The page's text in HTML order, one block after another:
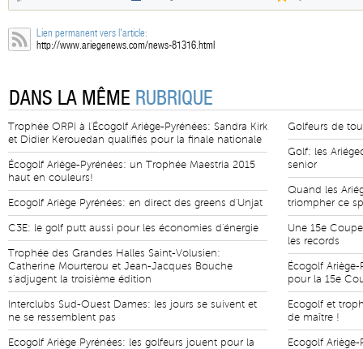
Lien permanent vers l'article:
http://www.ariegenews.com/news-81316.html
DANS LA MÊME RUBRIQUE
Trophée ORPI à l'Écogolf Ariège-Pyrénées: Sandra Kirk
et Didier Kerouedan qualifiés pour la finale nationale
Écogolf Ariège-Pyrénées: un Trophée Maestria 2015
haut en couleurs!
Ecogolf Ariège Pyrénées: en direct des greens d'Unjat
C3E: le golf putt aussi pour les économies d'énergie
Trophée des Grandes Halles Saint-Volusien:
Catherine Mourterou et Jean-Jacques Bouche
s'adjugent la troisième édition
Interclubs Sud-Ouest Dames: les jours se suivent et
ne se ressemblent pas
Ecogolf Ariège Pyrénées: les golfeurs jouent pour la
Golfeurs de
Golf: les
senior
Quand les
triompher ce
Une 15e
les records
Écogolf
pour la 15e
Ecogolf et
de maître !
Ecogolf